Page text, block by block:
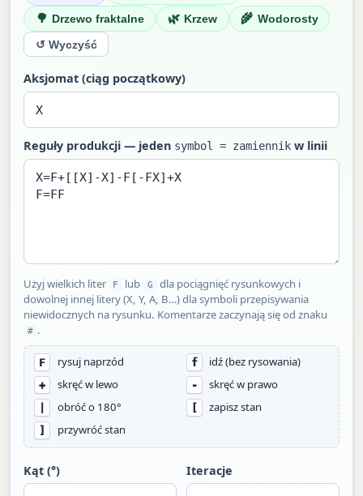
🌳 Drzewo fraktalne 🌿 Krzew 🌾 Wodorosty
↺ Wyczyść
Aksjomat (ciąg początkowy)
Reguły produkcji — jeden symbol = zamiennik w linii
Użyj wielkich liter F lub G
dla pociągnięć rysunkowych i
dowolnej innej litery (X, Y, A, B…) dla symboli przepisywania
niewidocznych na rysunku. Komentarze zaczynają się od znaku
# .
F rysuj naprzód f idź (bez rysowania)
+ skręć w lewo - skręć w prawo
obróć o 180° zapisz stan
przywróć stan
Kąt (°) Iteracje